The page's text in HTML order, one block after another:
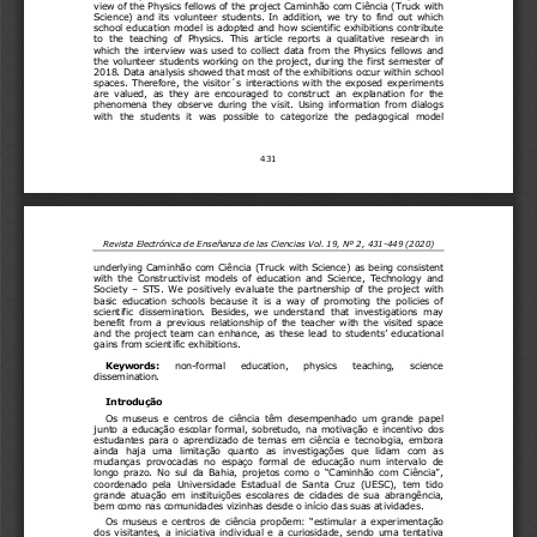
431
view of the Physics fellows of the project Caminhão com Ciência (Truck with
Science)  and  its  volunteer  students.  In  addition,  we  try  to  find  out  which
school education model is adopted and how scientific exhibitions contribute
to  the  teaching  of  Physics.  This
  article  reports
  a  qualitative
research in
which  the interview was used  to collect data from  the Physics fellows  and
the volunteer students working on the project, during the first semester of
2018. Data analysis showed that most of the exhibitions occur within school
spaces.
  Therefore,
the visitor ́s    interactions with  the  exposed  experiments
are  valued,  as  they  are  encouraged  to  construct  an  explanation  for  the
phenomena
  they  observe  during  the  visit.
Using  information  from
  dialogs
with
the students it  was  possible
  to  categorize  the
  pedagogical  model
Revista Electrónica de Enseñanza de las Ciencias Vol. 19, Nº 2,    431 -449 (2020)
underlying Caminhão com Ciência (Truck with Science) as being consistent
with the  Constructivist  models  of  education  and  Science,  Technology  and
Society –  STS.  We  positively  evaluate  the  partnership of  the  project  with
basic  education  schools  because  it  is  a  way  of  promoting the  policies  of
scientific  dissemination.  Besides,
  we  understand  that  investigations
may
benefit  from  a  previous  relationship  of  the  teacher  with the  visited  space
and  the  project  team  can  enhance,  as  these  lead  to
  students’  educational
gains from scientific exhibitions.
Keywords: non-formal     education,     physics teaching,     science
dissemination.
Introdução
Os  museus  e  centros  de  ciência  têm  desempenhado  um  grande  papel
junto  a  educação  escolar  formal,  sobretudo,  na  motivação  e  incentivo  dos
estudantes
  para  o  aprendizado  de  temas  em  ciência
e  tecnologia,  embora
ainda  haja  uma  limitação quanto as
investigações  que  lidam  com  as
mudanças  provocadas  no espaço  formal  de  educação  num  intervalo  de
longo  prazo.  No  sul  da  Bahia,  projetos  como  o “Caminhão  com  Ciência”,
coordenado  pela  Universidade  Estadual  de  Santa Cruz  (UESC),  tem  tido
grande  atuação  em instituições  escolares  de  cidades  de  sua  abrangência,
bem como nas comunidades vizinhas desde o início das suas atividades.
Os  museus  e  centros  de  ciência
  propõem
:  “estimular  a  experimentação
dos  visitantes,  a  iniciativa  individual  e  a  curiosidade,  sendo  uma  tentativa